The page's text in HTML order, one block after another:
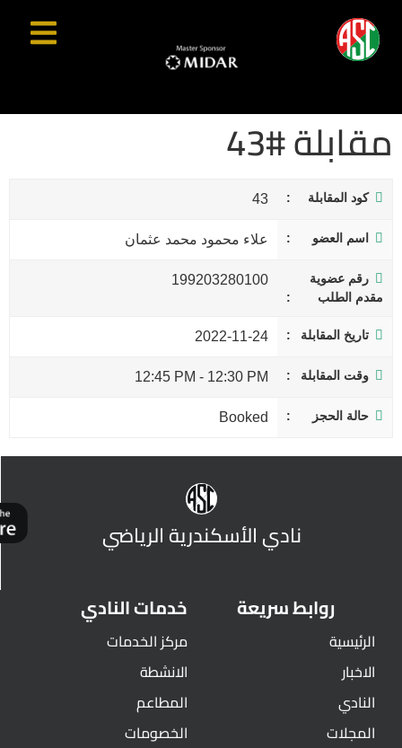
مقابلة #43
كود المقابلة 43
اسم العضو علاء محمود محمد عثمان
رقم عضوية
مقدم الطلب
199203280100
تاريخ المقابلة 2022-11-24
وقت المقابلة 12:30 PM
-
12:45 PM
حالة الحجز Booked
نادي الأسكندرية الرياضي
روابط سريعة
الرئيسية
الاخبار
النادي
المجلات
خدمات النادي
مركز الخدمات
الانشطة
المطاعم
الخصومات